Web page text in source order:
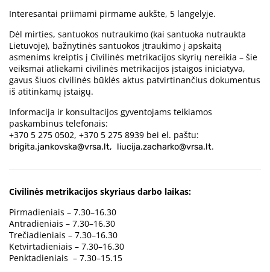
Interesantai priimami pirmame aukšte, 5 langelyje.
Dėl mirties, santuokos nutraukimo (kai santuoka nutraukta
Lietuvoje), bažnytinės santuokos įtraukimo į apskaitą
asmenims kreiptis į Civilinės metrikacijos skyrių nereikia – šie
veiksmai atliekami civilinės metrikacijos įstaigos iniciatyva,
gavus šiuos civilinės būklės aktus patvirtinančius dokumentus
iš atitinkamų įstaigų.
Informacija ir konsultacijos gyventojams teikiamos
paskambinus telefonais:
+370 5 275 0502, +370 5 275 8939 bei el. paštu:
brigita.jankovska@vrsa.lt, liucija.zacharko@vrsa.lt.
Civilinės metrikacijos skyriaus darbo laikas:
Pirmadieniais – 7.30–16.30
Antradieniais – 7.30–16.30
Trečiadieniais – 7.30–16.30
Ketvirtadieniais – 7.30–16.30
Penktadieniais – 7.30–15.15